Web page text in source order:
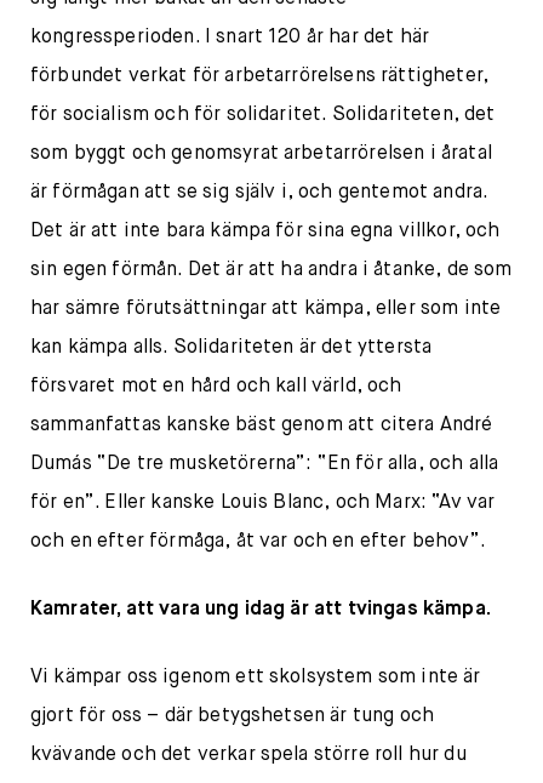
kongressperioden. I snart 120 år har det här
förbundet verkat för arbetarrörelsens rättigheter,
för socialism och för solidaritet. Solidariteten, det
som byggt och genomsyrat arbetarrörelsen i åratal
är förmågan att se sig själv i, och gentemot andra.
Det är att inte bara kämpa för sina egna villkor, och
sin egen förmån. Det är att ha andra i åtanke, de som
har sämre förutsättningar att kämpa, eller som inte
kan kämpa alls. Solidariteten är det yttersta
försvaret mot en hård och kall värld, och
sammanfattas kanske bäst genom att citera André
Dumás “De tre musketörerna”: “En för alla, och alla
för en”. Eller kanske Louis Blanc, och Marx: “Av var
och en efter förmåga, åt var och en efter behov”.
Kamrater, att vara ung idag är att tvingas kämpa.
Vi kämpar oss igenom ett skolsystem som inte är
gjort för oss – där betygshetsen är tung och
kvävande och det verkar spela större roll hur du